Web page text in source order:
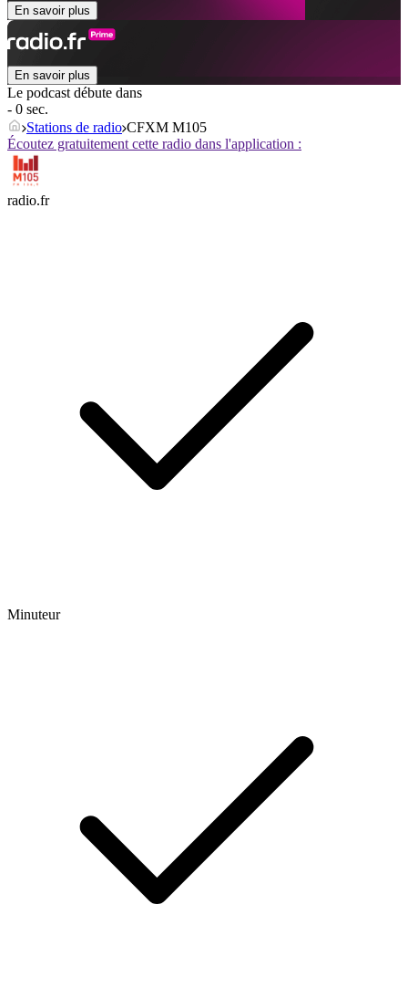
En savoir plus
En savoir plus
Le podcast débute dans
- 0 sec.
Stations de radio CFXM M105
Écoutez gratuitement cette radio dans l'application :
radio.fr
Minuteur